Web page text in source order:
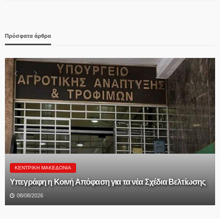
Πρόσφατα άρθρα
ΠΟΛΙΤΙΚΉ
Θεοδώρα Τζάκρη: «Ανεμογεννήτρια χωρίς υπόγεια
διασύνδεση σημαίνει πυρκαγιά- Πρωτοφανής αμέλεια
κυβέρνησης και ιδιωτικού ΔΕΔΔΗΕ για την υπογειοποίηση
των καλωδίων- Χάθηκαν τα κονδύλια»
08/08/2026